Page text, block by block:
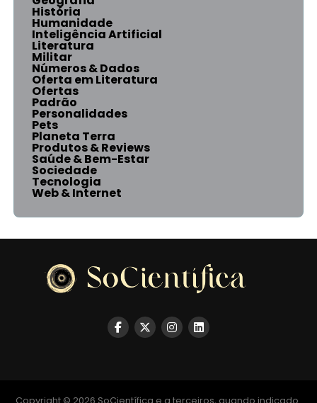
História
Humanidade
Inteligência Artificial
Literatura
Militar
Números & Dados
Oferta em Literatura
Ofertas
Padrão
Personalidades
Pets
Planeta Terra
Produtos & Reviews
Saúde & Bem-Estar
Sociedade
Tecnologia
Web & Internet
Copyright © 2026 SoCientífica e a terceiros, quando indicado.